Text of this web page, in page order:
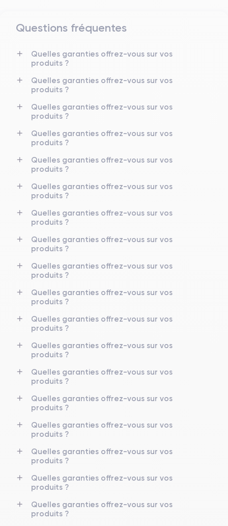
Questions fréquentes
Quelles garanties offrez-vous sur vos
produits ?
Quelles garanties offrez-vous sur vos
produits ?
Quelles garanties offrez-vous sur vos
produits ?
Quelles garanties offrez-vous sur vos
produits ?
Quelles garanties offrez-vous sur vos
produits ?
Quelles garanties offrez-vous sur vos
produits ?
Quelles garanties offrez-vous sur vos
produits ?
Quelles garanties offrez-vous sur vos
produits ?
Quelles garanties offrez-vous sur vos
produits ?
Quelles garanties offrez-vous sur vos
produits ?
Quelles garanties offrez-vous sur vos
produits ?
Quelles garanties offrez-vous sur vos
produits ?
Quelles garanties offrez-vous sur vos
produits ?
Quelles garanties offrez-vous sur vos
produits ?
Quelles garanties offrez-vous sur vos
produits ?
Quelles garanties offrez-vous sur vos
produits ?
Quelles garanties offrez-vous sur vos
produits ?
Quelles garanties offrez-vous sur vos
produits ?